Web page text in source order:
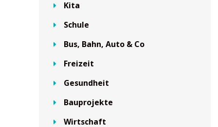
Kita
Schule
Bus, Bahn, Auto & Co
Freizeit
Gesundheit
Bauprojekte
Wirtschaft